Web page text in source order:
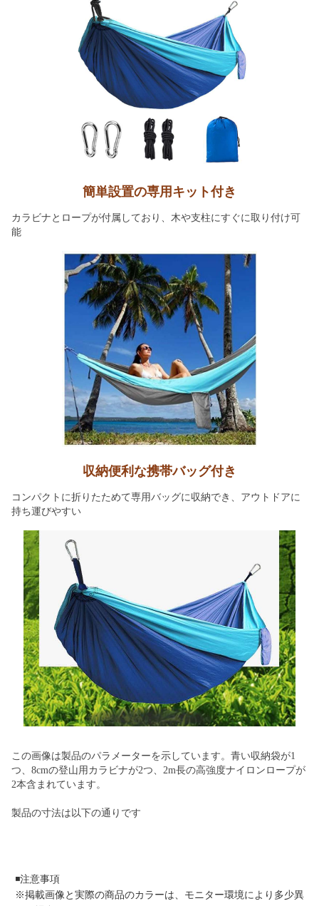
簡単設置の専用キット付き
カラビナとロープが付属しており、木や支柱にすぐに取り付け可
能
収納便利な携帯バッグ付き
コンパクトに折りたためて専用バッグに収納でき、アウトドアに
持ち運びやすい
この画像は製品のパラメーターを示しています。青い収納袋が1
つ、8cmの登山用カラビナが2つ、2m長の高強度ナイロンロープが
2本含まれています。
製品の寸法は以下の通りです
◾️注意事項
※掲載画像と実際の商品のカラーは、モニター環境により多少異